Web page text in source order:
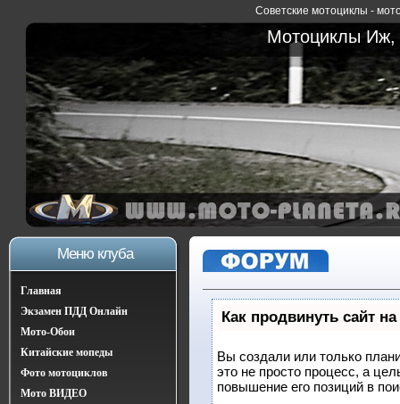
Советские мотоциклы -
Мотоциклы Иж,
Меню клуба
Главная
Экзамен ПДД Онлайн
Мото-Обои
Китайские мопеды
Фото мотоциклов
Мото ВИДЕО
Как продвинуть сайт
Вы создали или только
это не просто процесс, а
повышение его позиций в